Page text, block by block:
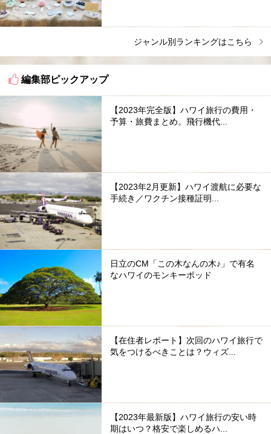
ジャンル別ランキングはこちら
編集部ピックアップ
【2023年完全版】ハワイ旅行の費用・
予算・旅費まとめ。飛行機代...
【2023年2月更新】ハワイ渡航に必要な
手続き／ワクチン接種証明...
日立のCM「この木なんの木♪」で有名
なハワイのモンキーポッド
【在住者レポート】次回のハワイ旅行で
気をつけるべきことは？ウィズ...
【2023年最新版】ハワイ旅行の安い時
期はいつ？格安で楽しめるハ...